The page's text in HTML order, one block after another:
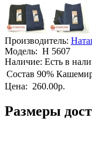
Производитель:
Модель: Н 5607
Наличие: Есть в
Состав 90%
Цена: 260.00р.
Размеры